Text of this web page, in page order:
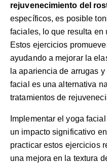
rejuvenecimiento del
específicos, es posible
faciales, lo que resulta en
Estos ejercicios
ayudando a mejorar la
la apariencia de arrugas
facial es una alternativa
tratamientos de
Implementar el yoga
un impacto significativo
practicar estos ejercicios
una mejora en la textura